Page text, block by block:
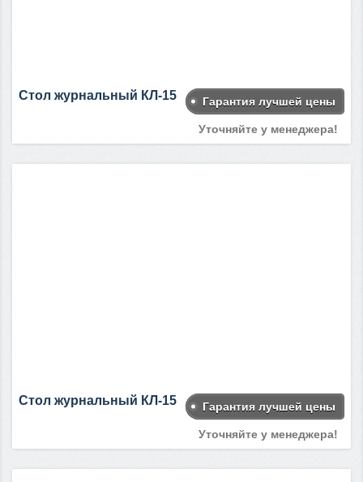
Стол журнальный КЛ-15 Гарантия лучшей цены
Уточняйте у менеджера!
Стол журнальный КЛ-15 Гарантия лучшей цены
Уточняйте у менеджера!